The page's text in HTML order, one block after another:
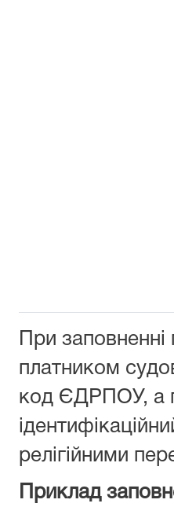
При
платником
код ЄДРПОУ, а
релігійними
Приклад